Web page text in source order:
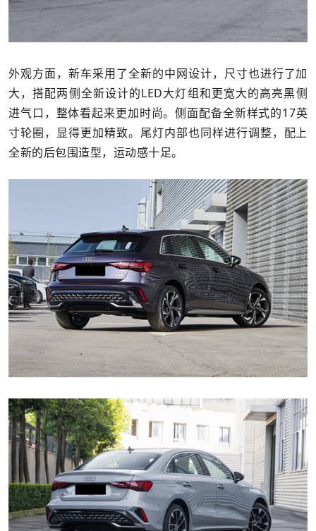
外观方面，新车采用了全新的中网设计，尺寸也进行了加
大，搭配两侧全新设计的LED大灯组和更宽大的高亮黑侧
进气口，整体看起来更加时尚。侧面配备全新样式的17英
寸轮圈，显得更加精致。尾灯内部也同样进行调整，配上
全新的后包围造型，运动感十足。